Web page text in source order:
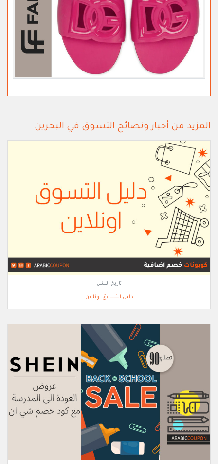
المزيد من أخبار ونصائح التسوق في البحرين
تاريخ النشر:
دليل التسوق اونلاين